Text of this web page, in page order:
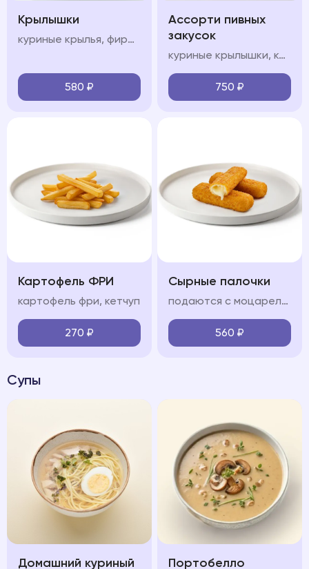
Крылышки
куриные крылья, фирменный соус, кинза
580 ₽
Ассорти пивных
закусок
куриные крылышки, картофель спайс, чесночные гренки, кетчуп, соус сладкий чили
750 ₽
Картофель ФРИ
картофель фри, кетчуп
270 ₽
Сырные палочки
подаются с моцареллой и соусом сладкий чили
560 ₽
Супы
Домашний куриный Портобелло